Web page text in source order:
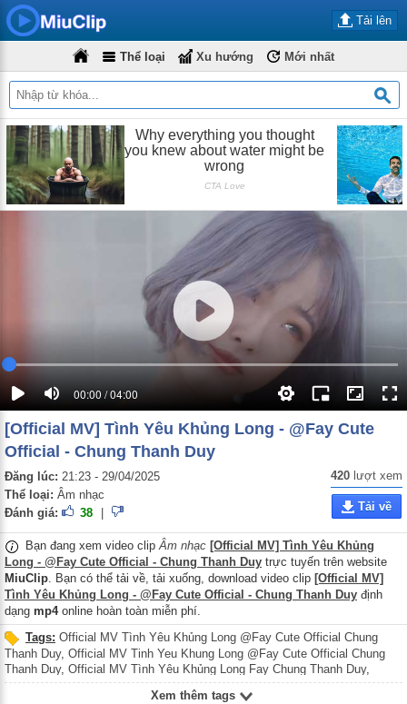
Tải lên
Thể loại Xu hướng Mới nhất
00:00 / 04:00
[Official MV] Tình Yêu Khủng Long - @Fay Cute
Official - Chung Thanh Duy
Đăng lúc: 21:23 - 29/04/2025
Thể loại: Âm nhạc
Đánh giá:
38
420 lượt xem
Tải về
Bạn đang xem video clipÂm nhạc [Official MV] Tình Yêu Khủng
Long - @Fay Cute Official - Chung Thanh Duy trực tuyến trên website
MiuClip. Bạn có thể tải về, tải xuống, download video clip [Official MV]
Tình Yêu Khủng Long - @Fay Cute Official - Chung Thanh Duy định
dạng mp4online hoàn toàn miễn phí.
Tags: Official MV Tình Yêu Khủng Long @Fay Cute Official Chung
Thanh Duy, Official MV Tinh Yeu Khung Long @Fay Cute Official Chung
Thanh Duy, Official MV Tình Yêu Khủng Long Fay Chung Thanh Duy,
Official MV Tinh Yeu Khung Long Fay Chung Thanh Duy,Ca sĩ Fay,Ca si
Xem thêm tags